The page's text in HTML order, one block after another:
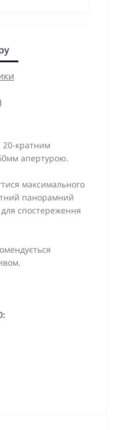
20-кратним
апертурою.
максимального
панорамний
для спостереження